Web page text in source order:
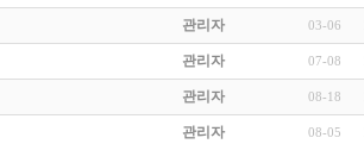
관리자 03-06
관리자 07-08
관리자 08-18
관리자 08-05